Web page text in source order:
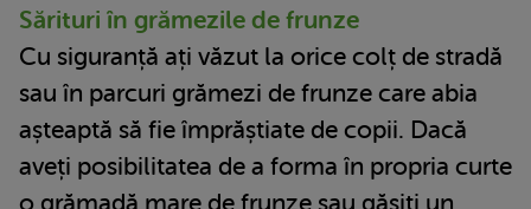
Sărituri în grămezile de frunze
Cu siguranță ați văzut la orice colț de stradă
sau în parcuri grămezi de frunze care abia
așteaptă să fie împrăștiate de copii. Dacă
aveți posibilitatea de a forma în propria curte
o grămadă mare de frunze sau găsiți un